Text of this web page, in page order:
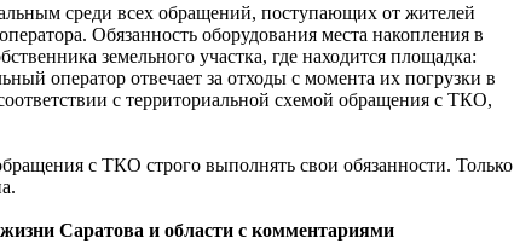
среди всех обращений, поступающих от жителей
Обязанность оборудования места накопления в
земельного участка, где находится площадка:
оператор отвечает за отходы с момента их погрузки в
с территориальной схемой обращения с ТКО,
с ТКО строго выполнять свои обязанности. Только
Саратова и области с комментариями